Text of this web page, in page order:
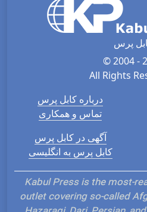
پرس
© 2004 -
All Rights
درباره کابل پرس
تماس و همکاری
آگهی در کابل پرس
کابل پرس به انگلیسی
Kabul Press is the most-
outlet covering so-called